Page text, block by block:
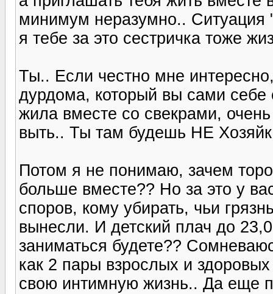
минимум неразумно..
я тебе за это сестричка тоже
Ты.. Если честно мне
дурдома, который вы сами себе
жила вместе со свекрами,
выть.. Ты там будешь НЕ
Потом я не понимаю, зачем
больше вместе?? Но за это у
споров, кому убирать, чьи
вынесли. И детский плач до
заниматься будете??
как 2 пары взрослых и
свою интимную жизнь.. Да еще